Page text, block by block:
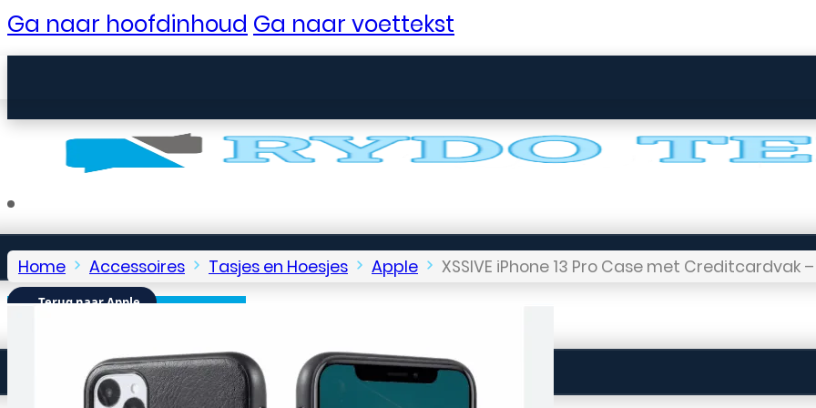
Ga naar hoofdinhoud Ga naar voettekst
Home Accessoires Tasjes en Hoesjes Apple XSSIVE iPhone 13 Pro Case met Creditcardvak
← Terug naar Apple